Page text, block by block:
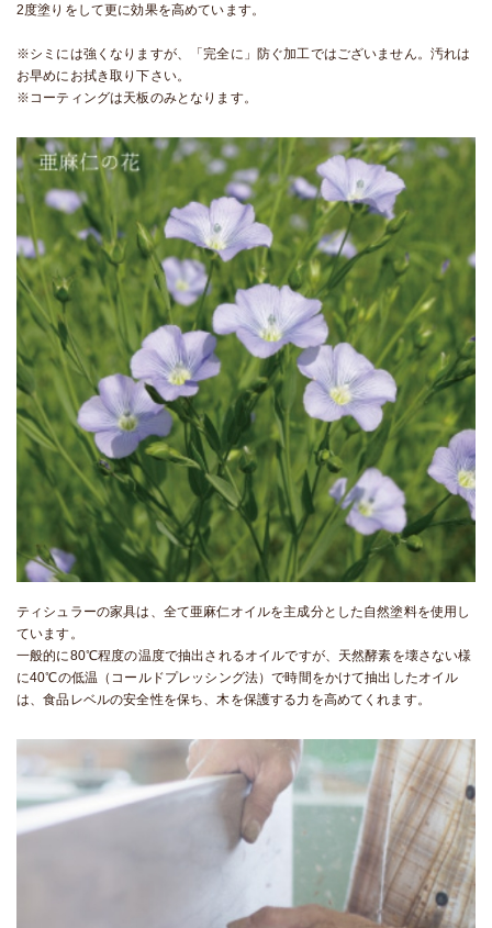
2度塗りをして更に効果を高めています。
※シミには強くなりますが、「完全に」防ぐ加工ではございません。汚れは
お早めにお拭き取り下さい。
※コーティングは天板のみとなります。
ティシュラーの家具は、全て亜麻仁オイルを主成分とした自然塗料を使用し
ています。
一般的に80℃程度の温度で抽出されるオイルですが、天然酵素を壊さない様
に40℃の低温（コールドプレッシング法）で時間をかけて抽出したオイル
は、食品レベルの安全性を保ち、木を保護する力を高めてくれます。